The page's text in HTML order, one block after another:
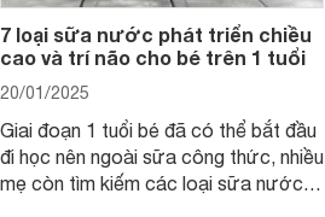
7 loại sữa nước phát triển chiều
cao và trí não cho bé trên 1 tuổi
20/01/2025
Giai đoạn 1 tuổi bé đã có thể bắt đầu
đi học nên ngoài sữa công thức, nhiều
mẹ còn tìm kiếm các loại sữa nước